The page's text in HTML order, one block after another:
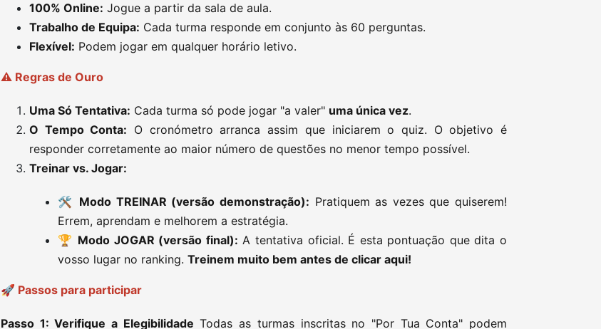
100% Online: Jogue a partir da sala de aula.
Trabalho de Equipa: Cada turma responde em conjunto às 60 perguntas.
Flexível: Podem jogar em qualquer horário letivo.
⚠️ Regras de Ouro
Uma Só Tentativa: Cada turma só pode jogar "a valer" uma única vez.
O Tempo Conta: O cronómetro arranca assim que iniciarem o quiz. O objetivo é
responder corretamente ao maior número de questões no menor tempo possível.
Treinar vs. Jogar:
🛠️ Modo TREINAR (versão demonstração): Pratiquem as vezes que quiserem!
Errem, aprendam e melhorem a estratégia.
🏆 Modo JOGAR (versão final): A tentativa oficial. É esta pontuação que dita o
vosso lugar no ranking. Treinem muito bem antes de clicar aqui!
🚀 Passos para participar
Passo 1: Verifique a Elegibilidade Todas as turmas inscritas no "Por Tua Conta" podem